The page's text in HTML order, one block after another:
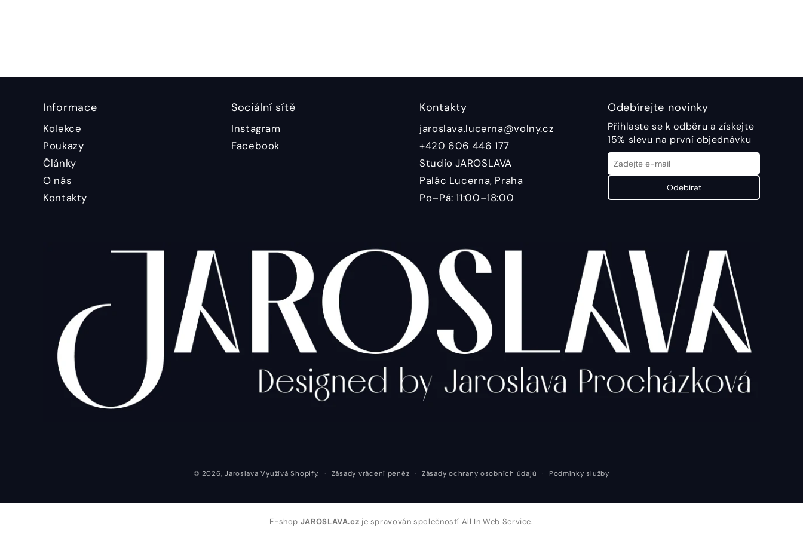
Informace
Kolekce
Poukazy
Články
O nás
Kontakty
Sociální sítě
Instagram
Facebook
Kontakty
jaroslava.lucerna@volny.cz
+420 606 446 177
Studio JAROSLAVA
Palác Lucerna, Praha
Po–Pá: 11:00–18:00
Odebírejte novinky
Přihlaste se k odběru a získejte
15% slevu na první objednávku
Odebírat
© 2026,Jaroslava Využívá Shopify. Zásady vrácení peněz Zásady ochrany osobních údajů Podmínky služby
E-shop JAROSLAVA.cz je spravován společností All In Web Service.